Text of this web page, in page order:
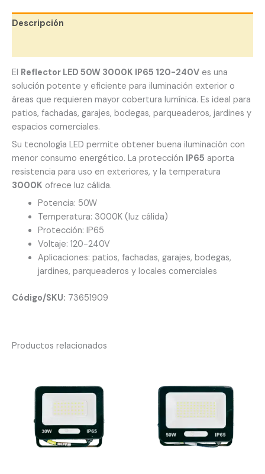
Descripción
El Reflector LED 50W 3000K IP65 120-240V es una
solución potente y eficiente para iluminación exterior o
áreas que requieren mayor cobertura lumínica. Es ideal para
patios, fachadas, garajes, bodegas, parqueaderos, jardines y
espacios comerciales.
Su tecnología LED permite obtener buena iluminación con
menor consumo energético. La protección IP65 aporta
resistencia para uso en exteriores, y la temperatura
3000K ofrece luz cálida.
Potencia: 50W
Temperatura: 3000K (luz cálida)
Protección: IP65
Voltaje: 120-240V
Aplicaciones: patios, fachadas, garajes, bodegas,
jardines, parqueaderos y locales comerciales
Código/SKU: 73651909
Productos relacionados